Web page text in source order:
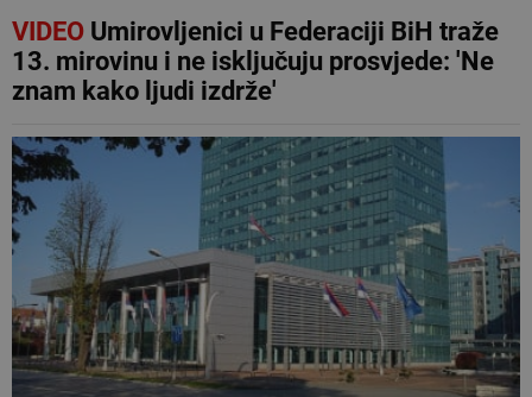
VIDEOUmirovljenici u Federaciji BiH traže
13. mirovinu i ne isključuju prosvjede: 'Ne
znam kako ljudi izdrže'